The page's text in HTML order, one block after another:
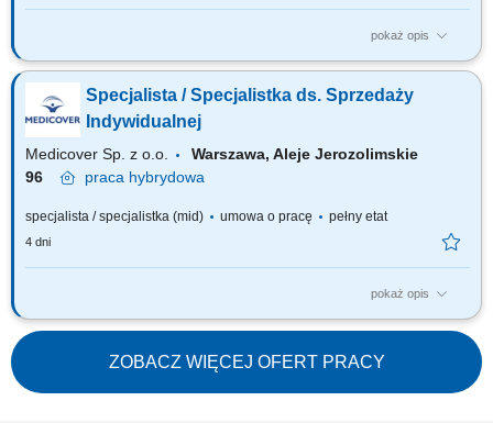
pokaż opis
Zakres obowiązków: Aktywna sprzedaż telefoniczna (wychodząca) do
aptek zgodnie z obowiązującymi standardami firmy. Stałe monitorowanie
wyników sprzedaży, analizowanie odchyleń od przypisanych celów
sprzedażowych; Budowanie i utrzymywanie relacji z kierownikami aptek
oraz osobami...
Specjalista / Specjalistka ds. Sprzedaży
Indywidualnej
Medicover Sp. z o.o.
Warszawa, Aleje Jerozolimskie
96
praca hybrydowa
specjalista / specjalistka (mid) umowa o pracę pełny etat
4 dni
pokaż opis
Szukamy Ciebie, jeśli: jesteś na początku swojej drogi zawodowej lub
chcesz dalej rozwijać się w pracy z Klientem (szczególnie docenimy
pierwsze doświadczenie w pracy w sprzedaży), chcesz rozwijać
kompetencje sprzedażowe i nauczyć się skutecznego dopasowywania
rozwiązań do potrzeb...
ZOBACZ WIĘCEJ OFERT PRACY